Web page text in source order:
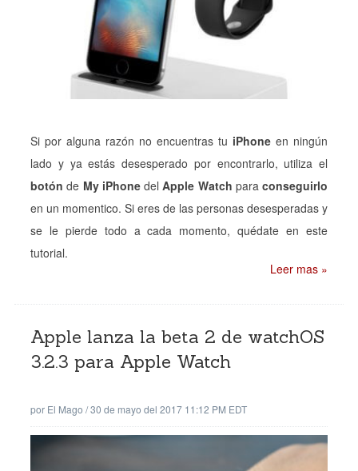
Si por alguna razón no encuentras tu iPhone en ningún
lado y ya estás desesperado por encontrarlo, utiliza el
botón de My iPhonedelApple Watch para conseguirlo
en un momentico. Si eres de las personas desesperadas y
se le pierde todo a cada momento, quédate en este
tutorial.
Leer mas »
Apple lanza la beta 2 de watchOS
3.2.3 para Apple Watch
por El Mago /30 de mayo del 2017 11:12 PM EDT